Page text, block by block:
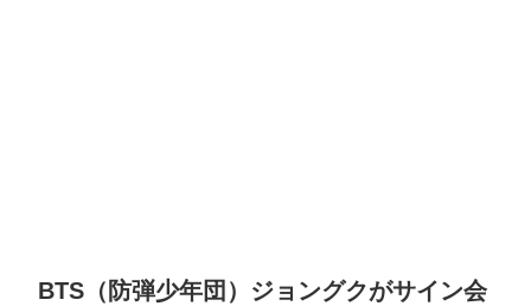
BTS（防弾少年団）ジョングクがサイン会